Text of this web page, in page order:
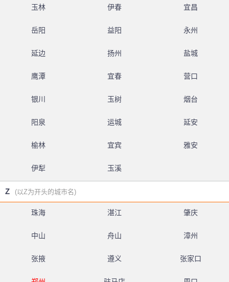
玉林 伊春 宜昌
岳阳 益阳 永州
延边 扬州 盐城
鹰潭 宜春 营口
银川 玉树 烟台
阳泉 运城 延安
榆林 宜宾 雅安
伊犁 玉溪
Z (以Z为开头的城市名)
珠海 湛江 肇庆
中山 舟山 漳州
张掖 遵义 张家口